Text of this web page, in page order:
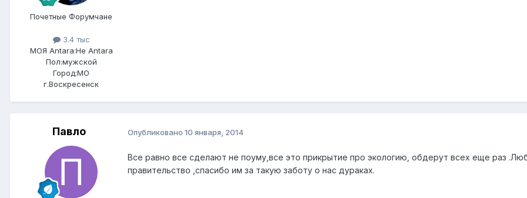
Почетные Форумчане
3.4 тыс
МОЯ Antara:Не Antara
Пол:мужской
Город:МО
г.Воскресенск
Павло Опубликовано 10 января, 2014
Все равно все сделают не поуму,все это прикрытие про экологию, обдерут всех еще раз
правительство ,спасибо им за такую заботу о нас дураках.